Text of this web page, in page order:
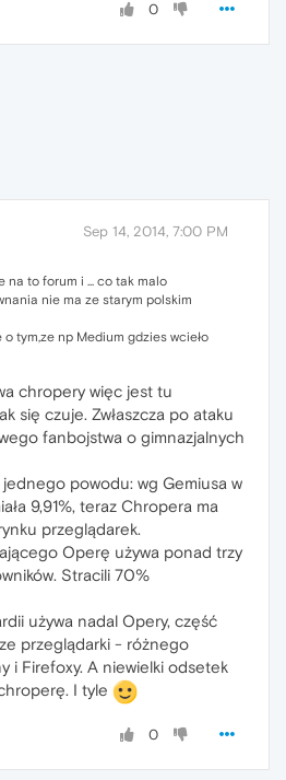
0
Sep 14, 2014, 7:00 PM
na to forum i ... co tak malo
nie ma ze starym polskim
o tym,ze np Medium gdzies wcieło
chropery więc jest tu
się czuje. Zwłaszcza po ataku
fanbojstwa o gimnazjalnych
jednego powodu: wg Gemiusa w
9,91%, teraz Chropera ma
przeglądarek.
Operę używa ponad trzy
Stracili 70%
używa nadal Opery, część
przeglądarki - różnego
i Firefoxy. A niewielki odsetek
I tyle
0